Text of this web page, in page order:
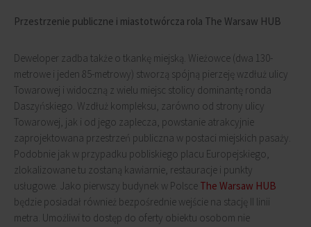
Przestrzenie publiczne i miastotwórcza rola The Warsaw HUB
Deweloper zadba także o tkankę miejską. Wieżowce (dwa 130-
metrowe i jeden 85-metrowy) stworzą spójną pierzeję wzdłuż ulicy
Towarowej i widoczną z wielu miejsc stolicy dominantę ronda
Daszyńskiego. Wzdłuż kompleksu, zarówno od strony ulicy
Towarowej, jak i od jego zaplecza, powstanie atrakcyjnie
zaprojektowana przestrzeń publiczna w postaci miejskich pasaży.
Podobnie jak w przypadku pobliskiego placu Europejskiego,
zlokalizowane tu zostaną kawiarnie, restauracje i punkty
usługowe. Jako pierwszy budynek w Polsce The Warsaw HUB
będzie posiadał również bezpośrednie wejście na stację II linii
metra. Umożliwi to dostęp do oferty obiektu osobom nie